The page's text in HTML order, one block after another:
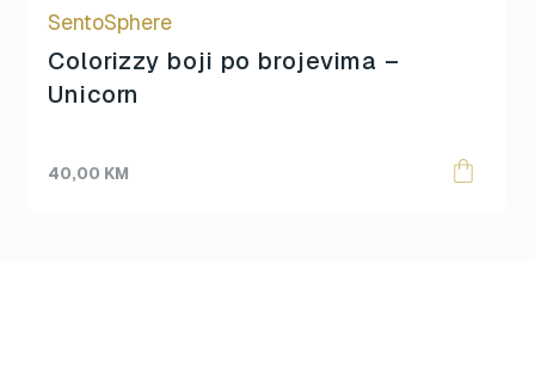
SentoSphere
Colorizzy boji po brojevima –
Unicorn
40,00 KM